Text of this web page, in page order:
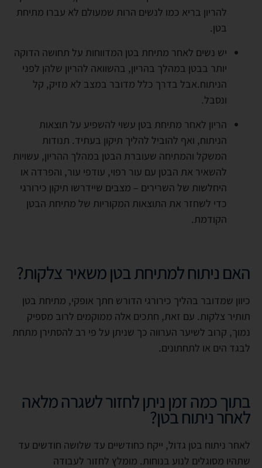
להריון בריא כמו לנשים הרות שמעולם לא עברו מתיחת
בטן.
יש נשים לאחר מתיחת בטן המדווחות על תחושה הדוקה
יותר בבטן במהלך בהריון, בהשוואה להריון שלהן לפני
הניתוח.אבל בדרך כלל מדובר במצב לא מזיק, קל
ונסבל.
הריון לאחר מתיחת בטן עשוי להשפיע על תוצאות
הניתוח, ואף להוביל להליך תיקון בעתיד. תנודות
המשקל והמתיחה שעוברת הבטן במהלך ההריון, עשויות
להשאיר את הבטן עם עור רפוי, עודפי עור, והפרדה או
היחלשות של השרירים – מצבים שיידרשו תיקון כירורגי
כדי לשחזר את התוצאות המקוריות של מתיחת הבטן
הקודמת.
האם ניתוח למתיחת בטן משאיר צלקות?
כיוון שמדובר בהליך כירורגי הדורש חתך אופקי, מתיחת בטן
תותיר צלקות. עם זאת, חתכים אלה ממוקמים לרוב מספיק
נמוך, קרוב לשיער הערווה כך שניתן על פי רב להסתירן מתחת
לבגד הים או לתחתונים.
בתוך כמה זמן ניתן לחזור לשגרה מלאה
לאחר ניתוח בטן?
לאחר ניתוח בטן גדול, ייקח כחודשיים עד שלושה חודשים עד
שתהיו מסוגלים לנוע בנוחות. מומלץ לחזור לעבודה